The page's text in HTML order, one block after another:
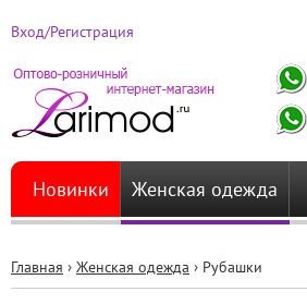
Вход/Регистрация
Новинки Женская одежда
Главная › Женская одежда › Рубашки